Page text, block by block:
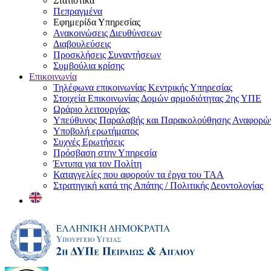
Πεπραγμένα
Εφημερίδα Υπηρεσίας
Ανακοινώσεις Διευθύνσεων
Διαβουλεύσεις
Προσκλήσεις Συναντήσεων
Συμβούλια κρίσης
Επικοινωνία
Τηλέφωνα επικοινωνίας Κεντρικής Υπηρεσίας
Στοιχεία Επικοινωνίας Δομών αρμοδιότητας 2ης ΥΠΕ
Ωράριο λειτουργίας
Υπεύθυνος Παραλαβής και Παρακολούθησης
Υποβολή ερωτήματος
Συχνές Ερωτήσεις
Πρόσβαση στην Υπηρεσία
Έντυπα για τον Πολίτη
Καταγγελίες που αφορούν τα έργα του ΤΑΑ
Στρατηγική κατά της Απάτης / Πολιτικής Δεοντολογίας